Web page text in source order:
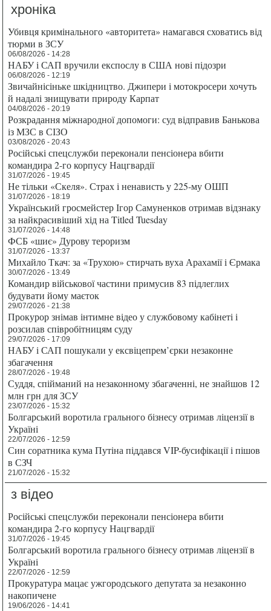
хроніка
Убивця кримінального «авторитета» намагався сховатись від
тюрми в ЗСУ
06/08/2026 - 14:28
НАБУ і САП вручили експослу в США нові підозри
06/08/2026 - 12:19
Звичайнісіньке шкідництво. Джипери і мотокросери хочуть
й надалі знищувати природу Карпат
04/08/2026 - 20:19
Розкрадання міжнародної допомоги: суд відправив Банькова
із МЗС в СІЗО
03/08/2026 - 20:43
Російські спецслужби переконали пенсіонера вбити
командира 2-го корпусу Нацгвардії
31/07/2026 - 19:45
Не тільки «Скеля». Страх і ненависть у 225-му ОШП
31/07/2026 - 18:19
Український гросмейстер Ігор Самуненков отримав відзнаку
за найкрасивіший хід на Titled Tuesday
31/07/2026 - 14:48
ФСБ «шиє» Дурову тероризм
31/07/2026 - 13:37
Михайло Ткач: за «Трухою» стирчать вуха Арахамії і Єрмака
30/07/2026 - 13:49
Командир військової частини примусив 83 підлеглих
будувати йому маєток
29/07/2026 - 21:38
Прокурор знімав інтимне відео у службовому кабінеті і
розсилав співробітницям суду
29/07/2026 - 17:09
НАБУ і САП пошукали у ексвіцепрем’єрки незаконне
збагачення
28/07/2026 - 19:48
Суддя, спійманий на незаконному збагаченні, не знайшов 12
млн грн для ЗСУ
23/07/2026 - 15:32
Болгарський воротила грального бізнесу отримав ліцензії в
Україні
22/07/2026 - 12:59
Син соратника кума Путіна піддався VIP-бусифікації і пішов
в СЗЧ
21/07/2026 - 15:32
з відео
Російські спецслужби переконали пенсіонера вбити
командира 2-го корпусу Нацгвардії
31/07/2026 - 19:45
Болгарський воротила грального бізнесу отримав ліцензії в
Україні
22/07/2026 - 12:59
Прокуратура мацає ужгородського депутата за незаконно
накопичене
19/06/2026 - 14:41